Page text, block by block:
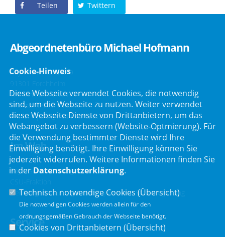
Teilen Twittern
Abgeordnetenbüro Michael Hofmann
Bayreuther Straße 9
Telefon :09191/2121
Telefax : 09191/80051
E-Mail :post@mdl-hofmann.de
Im Web
Bayerischer Landtag
Der Bürgerbeauftragte der Bayerischen Staatsregierung
Service
Cookie-Hinweis
Diese Webseite verwendet Cookies, die notwendig
sind, um die Webseite zu nutzen. Weiter verwendet
diese Webseite Dienste von Drittanbietern, um das
Webangebot zu verbessern (Website-Optmierung). Für
die Verwendung bestimmter Dienste wird Ihre
Einwilligung benötigt. Ihre Einwilligung können Sie
jederzeit widerrufen. Weitere Informationen finden Sie
in der Datenschutzerklärung.
Technisch notwendige Cookies (Übersicht)
Die notwendigen Cookies werden allein für den
ordnungsgemäßen Gebrauch der Webseite benötigt.
Cookies von Drittanbietern (Übersicht)